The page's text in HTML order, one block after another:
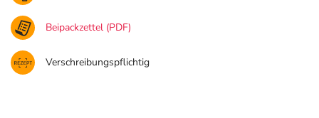
Beipackzettel (PDF)
Verschreibungspflichtig